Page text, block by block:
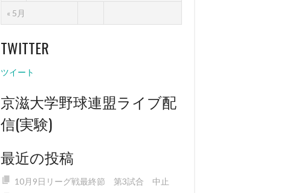
« 5月
TWITTER
ツイート
京滋大学野球連盟ライブ配
信(実験)
最近の投稿
10月9日リーグ戦最終節 第3試合 中止